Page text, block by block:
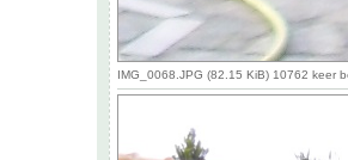
IMG_0068.JPG (82.15 KiB) 10762 keer